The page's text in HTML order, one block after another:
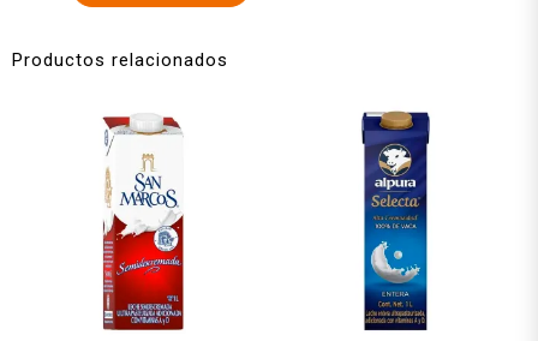
Productos relacionados